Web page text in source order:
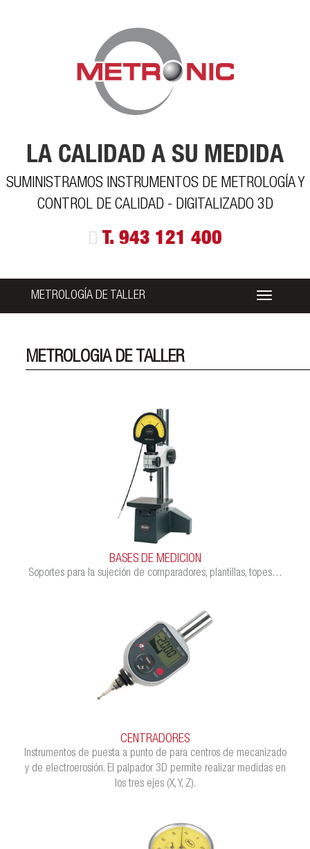
LA CALIDAD A SU MEDIDA
SUMINISTRAMOS INSTRUMENTOS DE METROLOGÍA Y
CONTROL DE CALIDAD - DIGITALIZADO 3D
T. 943 121 400
Alternar
METROLOGÍA DE TALLER
METROLOGIA DE TALLER
BASES DE MEDICION
Soportes para la sujeción de comparadores, plantillas, topes…
CENTRADORES
Instrumentos de puesta a punto de para centros de mecanizado
y de electroerosión. El palpador 3D permite realizar medidas en
los tres ejes (X, Y, Z).